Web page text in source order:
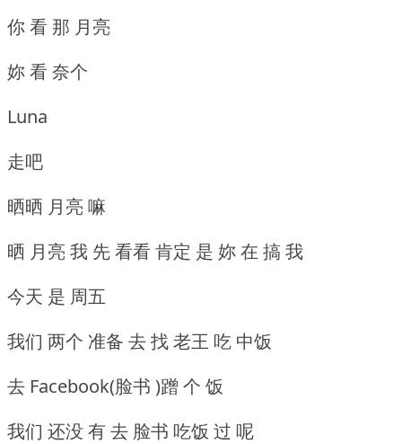
你 看 那 月亮
妳 看 奈个
Luna
走吧
晒晒 月亮 嘛
晒 月亮 我 先 看看 肯定 是 妳 在 搞 我
今天 是 周五
我们 两个 准备 去 找 老王 吃 中饭
去 Facebook(脸书 )蹭 个 饭
我们 还没 有 去 脸书 吃饭 过 呢